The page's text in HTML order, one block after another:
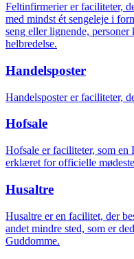
Feltinfirmerier er faciliteter,
med mindst ét sengeleje i
seng eller lignende,
helbredelse.
Handelsposter
Handelsposter er faciliteter,
Hofsale
Hofsale er faciliteter, som en
erklæret for officielle
Husaltre
Husaltre er en facilitet, der
andet mindre sted, som er
Guddomme.